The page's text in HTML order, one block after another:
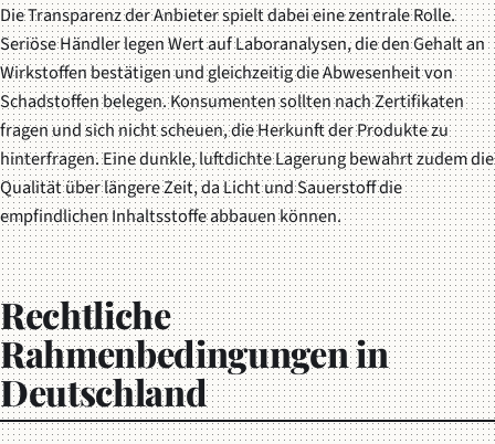
Die Transparenz der Anbieter spielt dabei eine zentrale Rolle.
Seriöse Händler legen Wert auf Laboranalysen, die den Gehalt an
Wirkstoffen bestätigen und gleichzeitig die Abwesenheit von
Schadstoffen belegen. Konsumenten sollten nach Zertifikaten
fragen und sich nicht scheuen, die Herkunft der Produkte zu
hinterfragen. Eine dunkle, luftdichte Lagerung bewahrt zudem die
Qualität über längere Zeit, da Licht und Sauerstoff die
empfindlichen Inhaltsstoffe abbauen können.
Rechtliche
Rahmenbedingungen in
Deutschland